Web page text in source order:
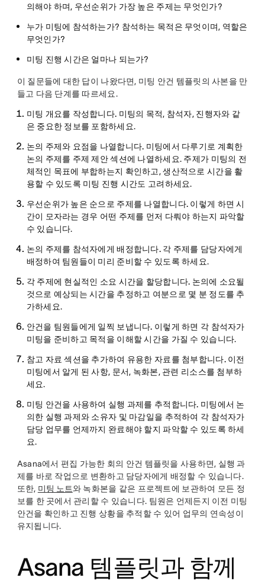
의해야 하며, 우선순위가 가장 높은 주제는 무엇인가?
누가 미팅에 참석하는가? 참석하는 목적은 무엇이며, 역할은
무엇인가?
미팅 진행 시간은 얼마나 되는가?
이 질문들에 대한 답이 나왔다면, 미팅 안건 템플릿의 사본을 만
들고 다음 단계를 따르세요.
미팅 개요를 작성합니다. 미팅의 목적, 참석자, 진행자와 같
은 중요한 정보를 포함하세요.
논의 주제와 요점을 나열합니다. 미팅에서 다루기로 계획한
논의 주제를 주제 제안 섹션에 나열하세요. 주제가 미팅의 전
체적인 목표에 부합하는지 확인하고, 생산적으로 시간을 활
용할 수 있도록 미팅 진행 시간도 고려하세요.
우선순위가 높은 순으로 주제를 나열합니다. 이렇게 하면 시
간이 모자라는 경우 어떤 주제를 먼저 다뤄야 하는지 파악할
수 있습니다.
논의 주제를 참석자에게 배정합니다. 각 주제를 담당자에게
배정하여 팀원들이 미리 준비할 수 있도록 하세요.
각 주제에 현실적인 소요 시간을 할당합니다. 논의에 소요될
것으로 예상되는 시간을 추정하고 여분으로 몇 분 정도를 추
가하세요.
안건을 팀원들에게 일찍 보냅니다. 이렇게 하면 각 참석자가
미팅을 준비하고 목적을 이해할 시간을 가질 수 있습니다.
참고 자료 섹션을 추가하여 유용한 자료를 첨부합니다.이전
미팅에서 알게 된 사항, 문서, 녹화본, 관련 리소스를 첨부하
세요.
미팅 안건을 사용하여 실행 과제를 추적합니다. 미팅에서 논
의한 실행 과제와 소유자 및 마감일을 추적하여 각 참석자가
담당 업무를 언제까지 완료해야 할지 파악할 수 있도록 하세
요.
Asana에서 편집 가능한 회의 안건 템플릿을 사용하면, 실행 과
제를 바로 작업으로 변환하고 담당자에게 배정할 수 있습니다.
또한, 미팅 노트와 녹화본을 같은 프로젝트에 보관하여 모든 정
보를 한 곳에서 관리할 수 있습니다. 팀원은 언제든지 이전 미팅
안건을 확인하고 진행 상황을 추적할 수 있어 업무의 연속성이
유지됩니다.
Asana 템플릿과 함께